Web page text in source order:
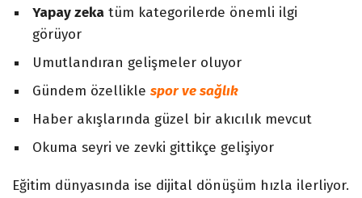
Yapay zeka tüm kategorilerde önemli ilgi
görüyor
Umutlandıran gelişmeler oluyor
Gündem özellikle spor ve sağlık
Haber akışlarında güzel bir akıcılık mevcut
Okuma seyri ve zevki gittikçe gelişiyor
Eğitim dünyasında ise dijital dönüşüm hızla ilerliyor.